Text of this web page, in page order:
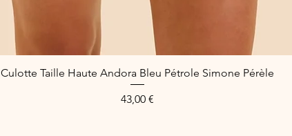
Schnellansicht
Culotte Taille Haute Andora Bleu Pétrole Simone Pérèle
Preis
43,00 €